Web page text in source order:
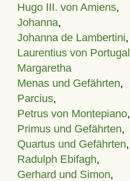
Hugo III. von Amiens,
Johanna,
Johanna de Lambertini,
Laurentius von Portugal
Margaretha
Menas und Gefährten,
Parcius,
Petrus von Montepiano,
Primus und Gefährten,
Quartus und Gefährten,
Radulph Ebifagh,
Gerhard und Simon,